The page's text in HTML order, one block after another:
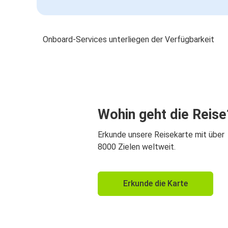
Onboard-Services unterliegen der Verfügbarkeit
Wohin geht die
Erkunde unsere Reisekarte mit über
8000 Zielen weltweit.
Erkunde die Karte